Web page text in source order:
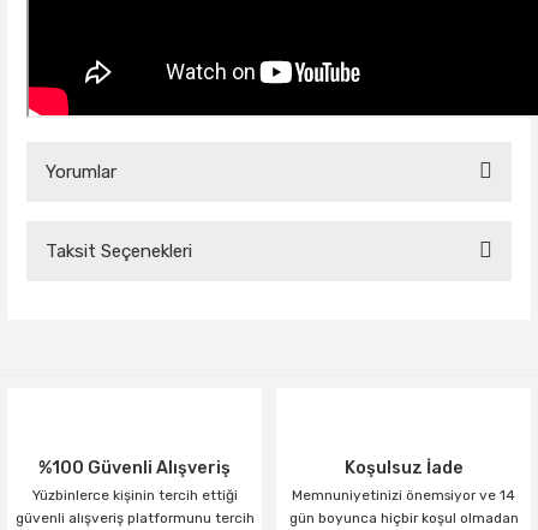
Yorumlar
Taksit Seçenekleri
%100 Güvenli Alışveriş
Yüzbinlerce kişinin tercih ettiği
güvenli alışveriş platformunu tercih
Koşulsuz İade
Memnuniyetinizi önemsiyor ve 14
gün boyunca hiçbir koşul olmadan